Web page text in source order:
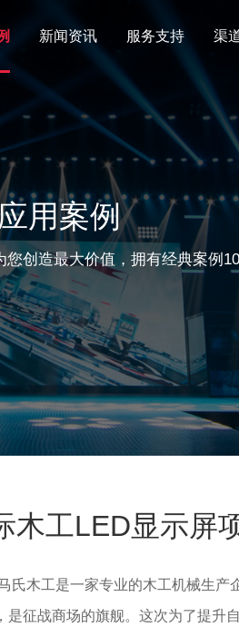
新闻资讯 服务支持 渠
用案例
您创造最大价值，拥有经典案例
木工LED显示屏
氏木工是一家专业的木工机械生产
征战商场的旗舰。这次为了提升